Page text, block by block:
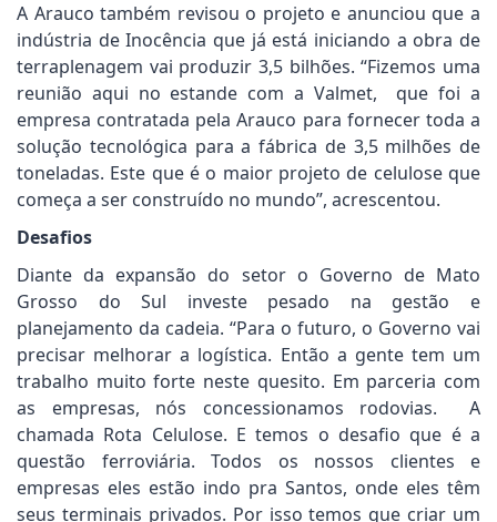
A Arauco também revisou o projeto e anunciou que a
indústria de Inocência que já está iniciando a obra de
terraplenagem vai produzir 3,5 bilhões. “Fizemos uma
reunião aqui no estande com a Valmet, que foi a
empresa contratada pela Arauco para fornecer toda a
solução tecnológica para a fábrica de 3,5 milhões de
toneladas. Este que é o maior projeto de celulose que
começa a ser construído no mundo”, acrescentou.
Desafios
Diante da expansão do setor o Governo de Mato
Grosso do Sul investe pesado na gestão e
planejamento da cadeia. “Para o futuro, o Governo vai
precisar melhorar a logística. Então a gente tem um
trabalho muito forte neste quesito. Em parceria com
as empresas, nós concessionamos rodovias. A
chamada Rota Celulose. E temos o desafio que é a
questão ferroviária. Todos os nossos clientes e
empresas eles estão indo pra Santos, onde eles têm
seus terminais privados. Por isso temos que criar um